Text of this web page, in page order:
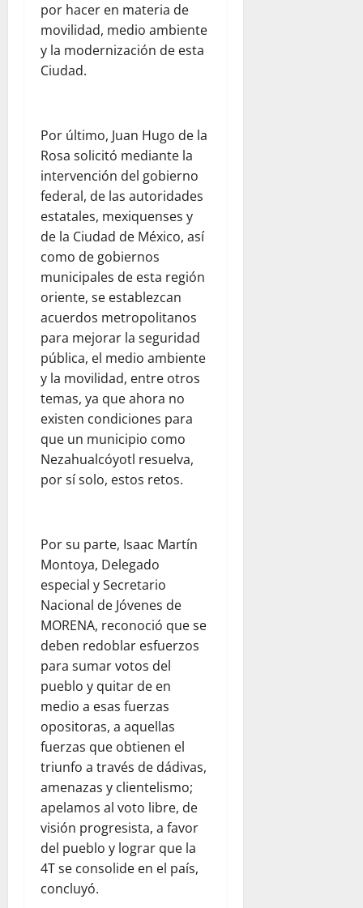
por hacer en materia de
movilidad, medio ambiente
y la modernización de esta
Ciudad.
Por último, Juan Hugo de la
Rosa solicitó mediante la
intervención del gobierno
federal, de las autoridades
estatales, mexiquenses y
de la Ciudad de México, así
como de gobiernos
municipales de esta región
oriente, se establezcan
acuerdos metropolitanos
para mejorar la seguridad
pública, el medio ambiente
y la movilidad, entre otros
temas, ya que ahora no
existen condiciones para
que un municipio como
Nezahualcóyotl resuelva,
por sí solo, estos retos.
Por su parte, Isaac Martín
Montoya, Delegado
especial y Secretario
Nacional de Jóvenes de
MORENA, reconoció que se
deben redoblar esfuerzos
para sumar votos del
pueblo y quitar de en
medio a esas fuerzas
opositoras, a aquellas
fuerzas que obtienen el
triunfo a través de dádivas,
amenazas y clientelismo;
apelamos al voto libre, de
visión progresista, a favor
del pueblo y lograr que la
4T se consolide en el país,
concluyó.